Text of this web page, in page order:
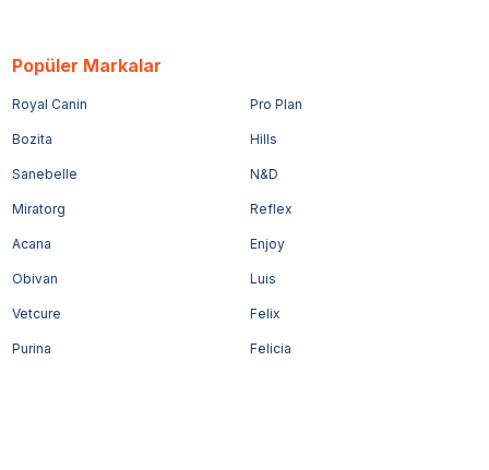
Popüler Markalar
Royal Canin Pro Plan
Bozita Hills
Sanebelle N&D
Miratorg Reflex
Acana Enjoy
Obivan Luis
Vetcure Felix
Purina Felicia